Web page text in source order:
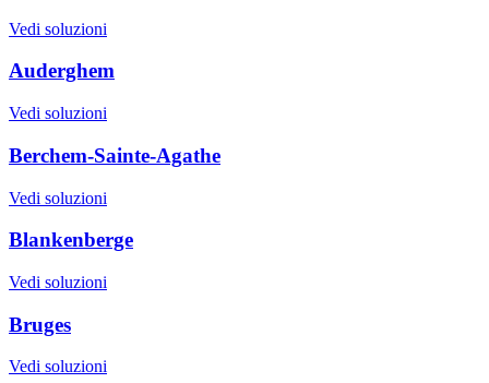
Vedi soluzioni
Auderghem
Vedi soluzioni
Berchem-Sainte-Agathe
Vedi soluzioni
Blankenberge
Vedi soluzioni
Bruges
Vedi soluzioni